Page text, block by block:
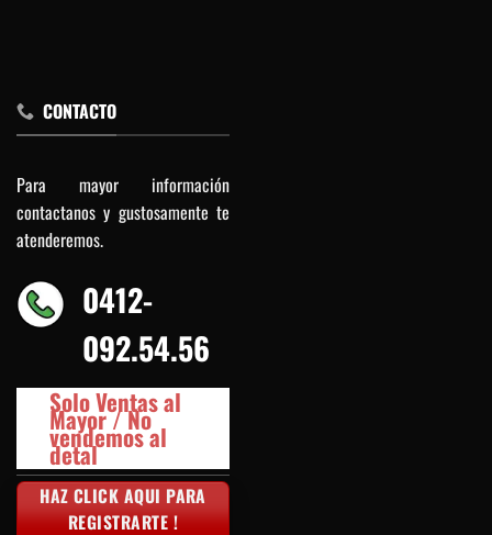
CONTACTO
Para mayor información
contactanos y gustosamente te
atenderemos.
0412-
092.54.56
Solo Ventas al
Mayor / No
vendemos al
detal
HAZ CLICK AQUI PARA
REGISTRARTE !